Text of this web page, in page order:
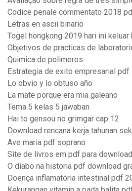
Codice penale commentato 2018
Letras en ascii binario
Togel hongķong 2019 hari ini keluar
Objetivos de practicas de
Quimica de polimeros
Estrategia de exito empresarial pdf
Lo obvio y lo obtuso año
La mate porque era mia galeano
Tema 5 kelas 5 jawaban
Hai to gensou no grimgar cap 12
Download rencana kerja tahunan
Ave maria pdf soprano
Site de livros em pdf para download
O diabo na historia pdf download
Doença inflamatória intestinal pdf